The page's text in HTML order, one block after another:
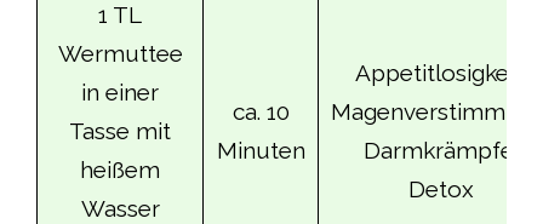
1 TL
Wermuttee
in einer
Tasse mit
heißem
Wasser
ca. 10
Minuten
Appetitlosigkeit,
Darmkrämpfe,
Detox